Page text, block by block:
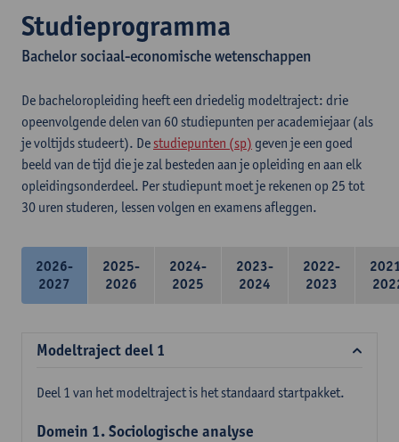
Studieprogramma
Bachelor sociaal-economische wetenschappen
De bacheloropleiding heeft een driedelig modeltraject: drie
opeenvolgende delen van 60 studiepunten per academiejaar (als
je voltijds studeert). De studiepunten (sp) geven je een goed
beeld van de tijd die je zal besteden aan je opleiding en aan elk
opleidingsonderdeel. Per studiepunt moet je rekenen op 25 tot
30 uren studeren, lessen volgen en examens afleggen.
2026-
2027
2025-
2026
2024-
2025
2023-
2024
2022-
2023
Modeltraject deel 1
Deel 1 van het modeltraject is het standaard startpakket.
Domein 1. Sociologische analyse